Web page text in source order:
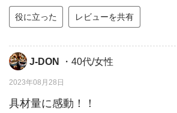
役に立った レビューを共有
J-DON ・40代/女性
2023年08月28日
具材量に感動！！